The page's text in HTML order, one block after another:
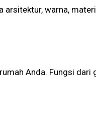
arsitektur, warna,
Anda. Fungsi dari